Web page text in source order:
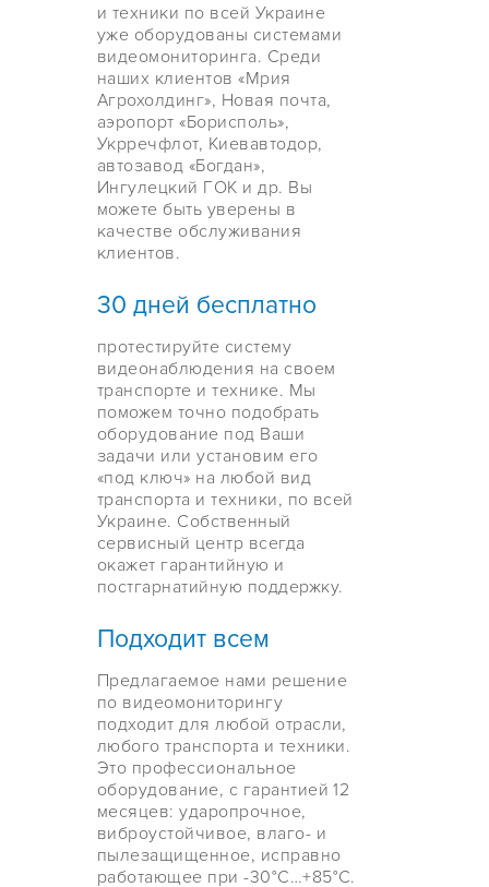
и техники по всей Украине
уже оборудованы системами
видеомониторинга. Среди
наших клиентов «Мрия
Агрохолдинг», Новая почта,
аэропорт «Борисполь»,
Укрречфлот, Киевавтодор,
автозавод «Богдан»,
Ингулецкий ГОК и др. Вы
можете быть уверены в
качестве обслуживания
клиентов.
30 дней бесплатно
протестируйте систему
видеонаблюдения на своем
транспорте и технике. Мы
поможем точно подобрать
оборудование под Ваши
задачи или установим его
«под ключ» на любой вид
транспорта и техники, по всей
Украине. Собственный
сервисный центр всегда
окажет гарантийную и
постгарнатийную поддержку.
Подходит всем
Предлагаемое нами решение
по видеомониторингу
подходит для любой отрасли,
любого транспорта и техники.
Это профессиональное
оборудование, с гарантией 12
месяцев: ударопрочное,
виброустойчивое, влаго- и
пылезащищенное, исправно
работающее при -30°C…+85°С.